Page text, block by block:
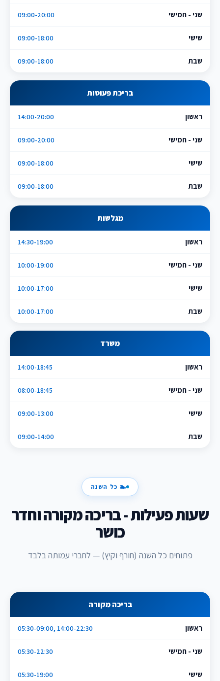
שני - חמישי 09:00-20:00
שישי 09:00-18:00
שבת 09:00-18:00
בריכת פעוטות
ראשון 14:00-20:00
שני - חמישי 09:00-20:00
שישי 09:00-18:00
שבת 09:00-18:00
מגלשות
ראשון 14:30-19:00
שני - חמישי 10:00-19:00
שישי 10:00-17:00
שבת 10:00-17:00
משרד
ראשון 14:00-18:45
שני - חמישי 08:00-18:45
שישי 09:00-13:00
שבת 09:00-14:00
🏊 כל השנה
שעות פעילות - בריכה מקורה וחדר
כושר
פתוחים כל השנה (חורף וקיץ) — לחברי עמותה בלבד
בריכה מקורה
ראשון 05:30-09:00, 14:00-22:30
שני - חמישי 05:30-22:30
שישי 05:30-19:00